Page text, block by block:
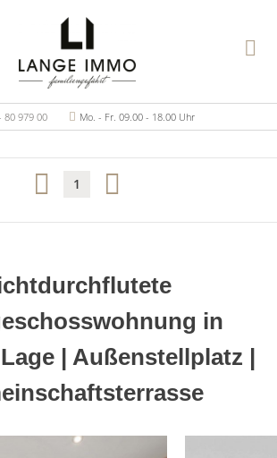
80 979 00 Mo. - Fr. 09.00 - 18.00 Uhr
1
in
| Außenstellplatz |